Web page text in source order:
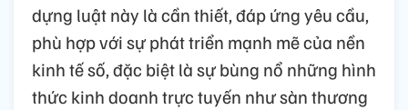
dựng luật này là cần thiết, đáp ứng yêu cầu,
phù hợp với sự phát triển mạnh mẽ của nền
kinh tế số, đặc biệt là sự bùng nổ những hình
thức kinh doanh trực tuyến như sàn thương